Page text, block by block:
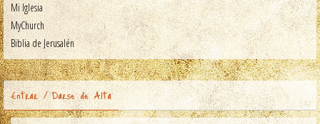
Mi Iglesia
MyChurch
Biblia de Jerusalén
Entrar / Darse de Alta